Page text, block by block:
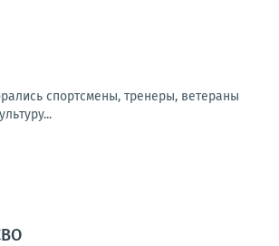
спортсмены, тренеры, ветераны